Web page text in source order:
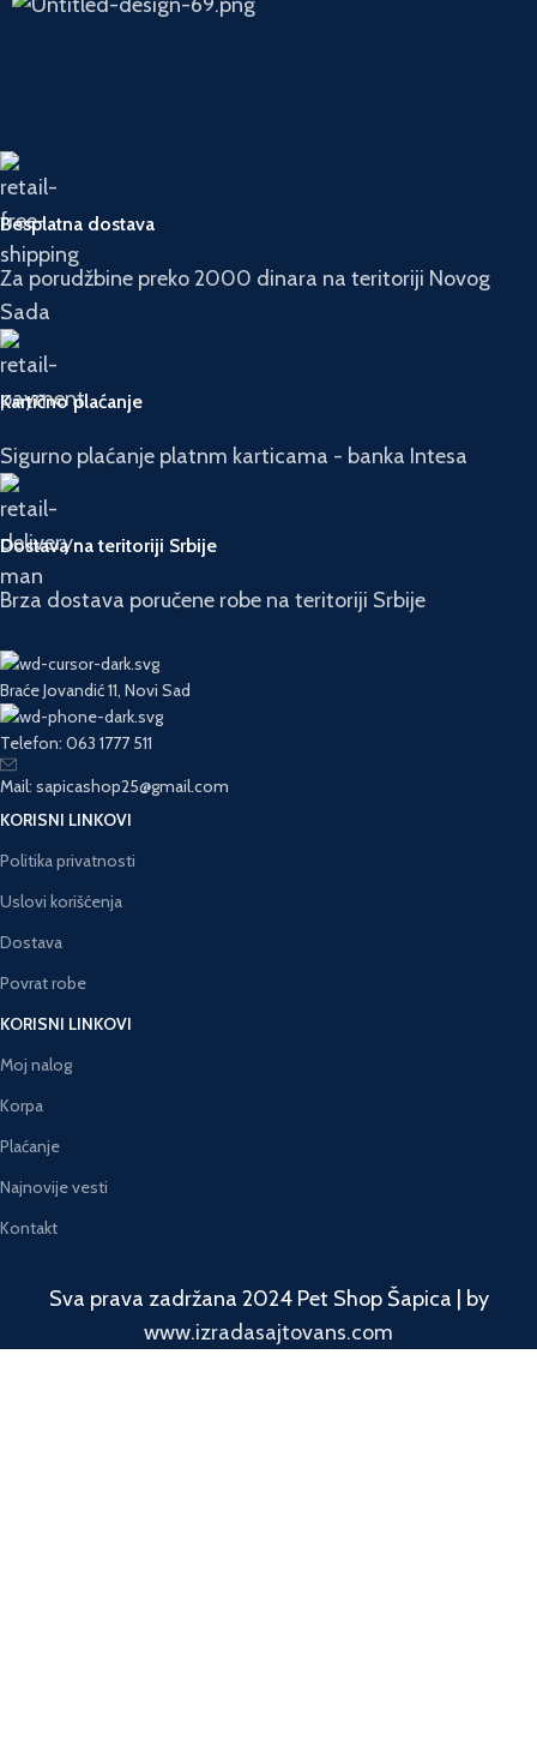
Besplatna dostava
Za porudžbine preko 2000 dinara na teritoriji Novog
Sada
Kartično plaćanje
Sigurno plaćanje platnm karticama - banka Intesa
Dostava na teritoriji Srbije
Brza dostava poručene robe na teritoriji Srbije
Braće Jovandić 11, Novi Sad
Telefon: 063 1777 511
Mail: sapicashop25@gmail.com
KORISNI LINKOVI
Politika privatnosti
Uslovi korišćenja
Dostava
Povrat robe
KORISNI LINKOVI
Moj nalog
Korpa
Plaćanje
Najnovije vesti
Kontakt
Sva prava zadržana 2024 Pet Shop Šapica | by
www.izradasajtovans.com